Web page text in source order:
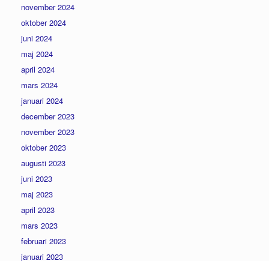
november 2024
oktober 2024
juni 2024
maj 2024
april 2024
mars 2024
januari 2024
december 2023
november 2023
oktober 2023
augusti 2023
juni 2023
maj 2023
april 2023
mars 2023
februari 2023
januari 2023